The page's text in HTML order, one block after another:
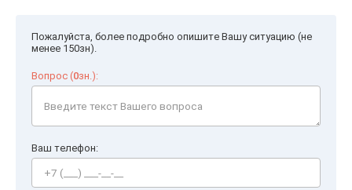
Пожалуйста, более подробно опишите Вашу ситуацию (не
менее 150зн).
Вопрос (0зн.):
Ваш телефон: